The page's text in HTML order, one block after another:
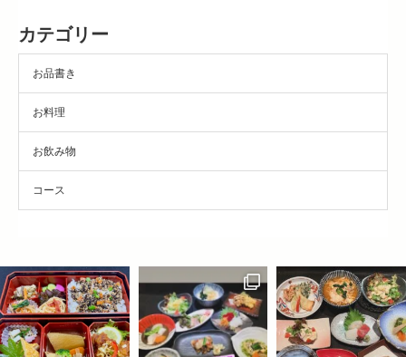
カテゴリー
お品書き
お料理
お飲み物
コース